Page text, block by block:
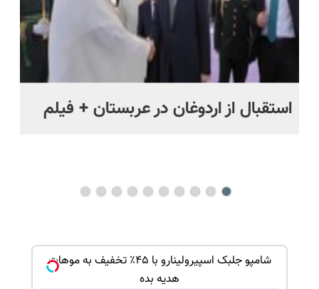
استقبال از اردوغان در عربستان + فیلم
شامپو جلبک اسپیرولینارو با ۴۵٪ تخفیف به موهات
هدیه بده